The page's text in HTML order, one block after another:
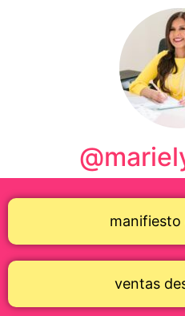
manifiesto
ventas